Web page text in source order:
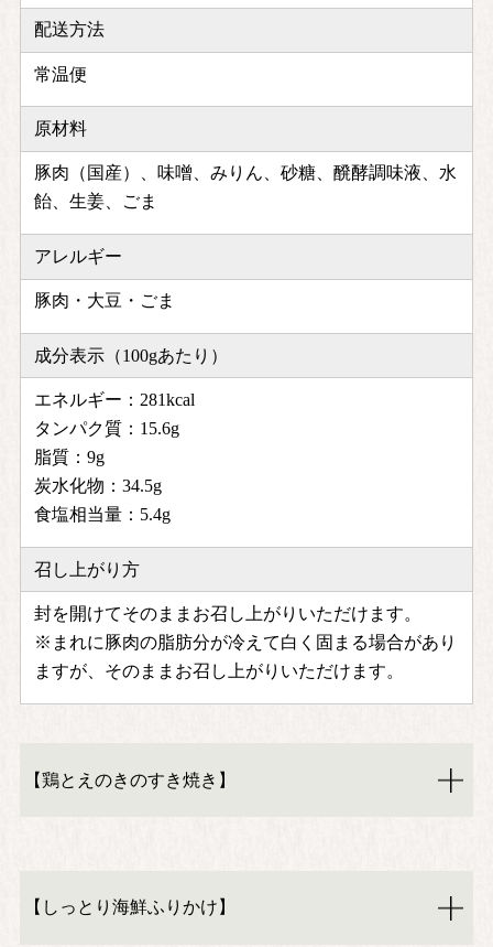
配送方法
常温便
原材料
豚肉（国産）、味噌、みりん、砂糖、醗酵調味液、水
飴、生姜、ごま
アレルギー
豚肉・大豆・ごま
成分表示（100gあたり）
エネルギー：281kcal
タンパク質：15.6g
脂質：9g
炭水化物：34.5g
食塩相当量：5.4g
召し上がり方
封を開けてそのままお召し上がりいただけます。
※まれに豚肉の脂肪分が冷えて白く固まる場合があり
ますが、そのままお召し上がりいただけます。
【鶏とえのきのすき焼き】
【しっとり海鮮ふりかけ】